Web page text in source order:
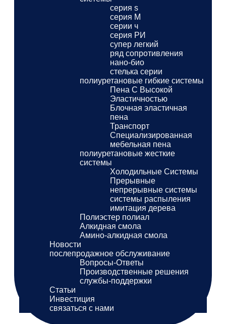
серия s
серия M
серии ч
серия РИ
супер легкий
ряд сопротивления
нано-био
стелька серии
полиуретановые гибкие системы
Пена С Высокой
Эластичностью
Блочная эластичная
пена
Транспорт
Специализированная
мебельная пена
полиуретановые жесткие
системы
Холодильные Системы
Прерывные
непрерывные системы
системы распыления
имитация дерева
Полиэстер полиал
Алкидная смола
Амино-алкидная смола
Новости
послепродажное обслуживание
Вопросы-Ответы
Производственные решения
службы-поддержки
Статьи
Инвестиция
связаться с нами